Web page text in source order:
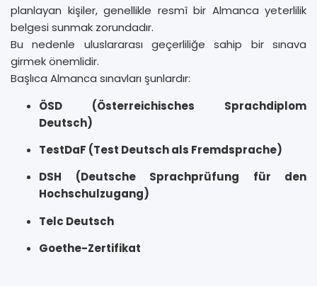
planlayan kişiler, genellikle resmî bir Almanca yeterlilik
belgesi sunmak zorundadır.
Bu nedenle uluslararası geçerliliğe sahip bir sınava
girmek önemlidir.
Başlıca Almanca sınavları şunlardır:
ÖSD (Österreichisches Sprachdiplom
Deutsch)
TestDaF (Test Deutsch als Fremdsprache)
DSH (Deutsche Sprachprüfung für den
Hochschulzugang)
Telc Deutsch
Goethe-Zertifikat